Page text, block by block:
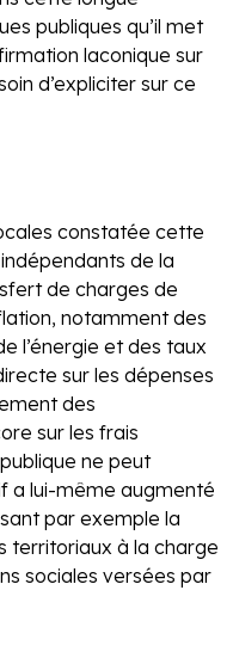
publiques qu’il met
laconique sur
d’expliciter sur ce
constatée cette
de la
de charges de
notamment des
l’énergie et des taux
sur les dépenses
des
sur les frais
ne peut
a lui-même augmenté
par exemple la
territoriaux à la charge
sociales versées par